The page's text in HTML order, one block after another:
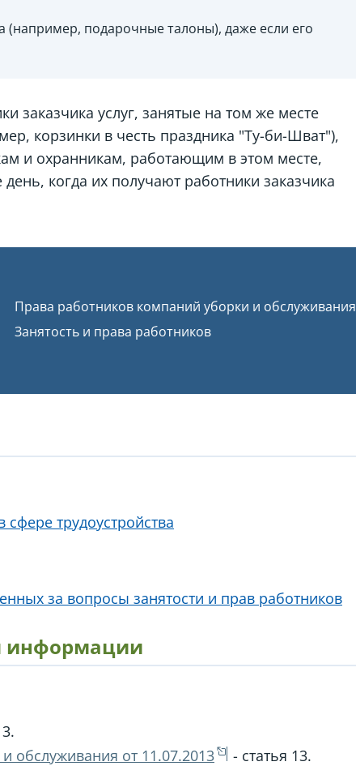
(например, подарочные талоны), даже если его
заказчика услуг, занятые на том же месте
корзинки в честь праздника "Ту-би-Шват"),
и охранникам, работающим в этом месте,
когда их получают работники заказчика
Права работников компаний уборки и обслуживания
Занятость и права работников
трудоустройства
за вопросы занятости и прав работников
информации
обслуживания от 11.07.2013
- статья 13.